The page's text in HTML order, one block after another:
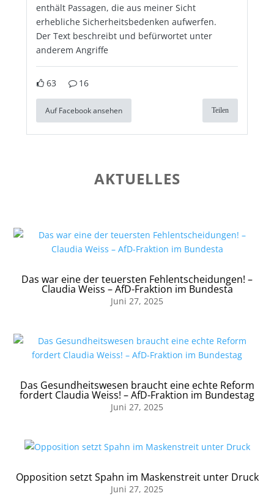
enthält Passagen, die aus meiner Sicht
erhebliche Sicherheitsbedenken aufwerfen.
Der Text beschreibt und befürwortet unter
anderem Angriffe
63 16
Auf Facebook ansehen Teilen
AKTUELLES
Das war eine der teuersten Fehlentscheidungen! –
Claudia Weiss – AfD-Fraktion im Bundesta
Juni 27, 2025
Das Gesundheitswesen braucht eine echte Reform
fordert Claudia Weiss! – AfD-Fraktion im Bundestag
Juni 27, 2025
Opposition setzt Spahn im Maskenstreit unter Druck
Juni 27, 2025